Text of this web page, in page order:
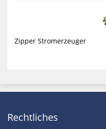
Zipper Stromerzeuger
Rechtliches